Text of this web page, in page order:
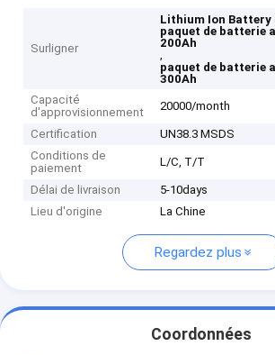
Surligner
Lithium Ion Battery
paquet de batterie
200Ah
,
paquet de batterie
300Ah
Capacité
d'approvisionnement
20000/month
Certification
UN38.3 MSDS
Conditions de
paiement
L/C, T/T
Délai de livraison
5-10days
Lieu d'origine
La Chine
Regardez plus
Coordonnées